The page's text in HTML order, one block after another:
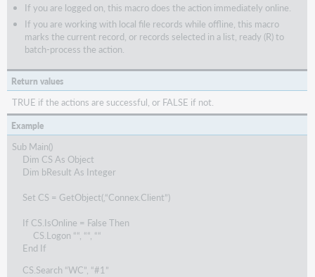
If you are logged on, this macro does the action immediately online.
If you are working with local file records while offline, this macro
marks the current record, or records selected in a list, ready (R) to
batch-process the action.
Return values
TRUE if the actions are successful, or FALSE if not.
Example
Sub Main()
Dim CS As Object
Dim bResult As Integer
Set CS = GetObject(,“Connex.Client”)
If CS.IsOnline = False Then
CS.Logon ““, ““, ““
End If
CS.Search “WC”, “#1”